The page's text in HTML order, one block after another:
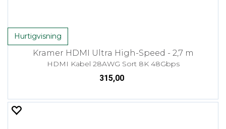
Hurtigvisning
Kramer HDMI Ultra High-Speed - 2,7 m
HDMI Kabel 28AWG Sort 8K 48Gbps
315,00